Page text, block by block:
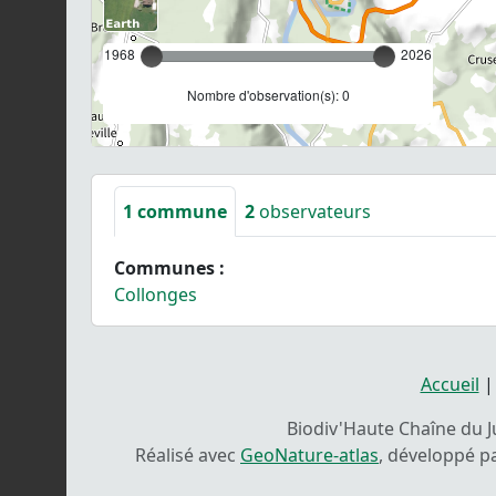
1968 2026
Nombre d'observation(s): 0
1 commune 2observateurs
Communes :
Collonges
Accueil
Biodiv'Haute Chaîne du
Réalisé avec GeoNature-atlas, développé